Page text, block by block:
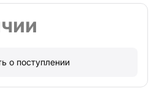
о поступлении